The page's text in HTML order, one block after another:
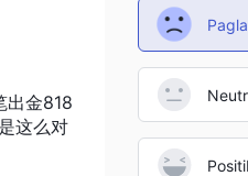
ang
sa
出金818
这么对